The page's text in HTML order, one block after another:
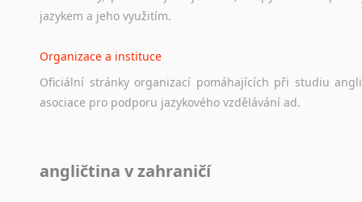
jazykem a jeho využitím.
Organizace a instituce
Oficiální stránky organizací pomáhajících při studiu
asociace pro podporu jazykového vzdělávání ad.
Ať už se jedná o česká diskusní
angličtina v zahraničí